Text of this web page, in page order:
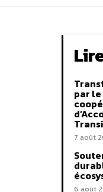
par
7 août
6 août